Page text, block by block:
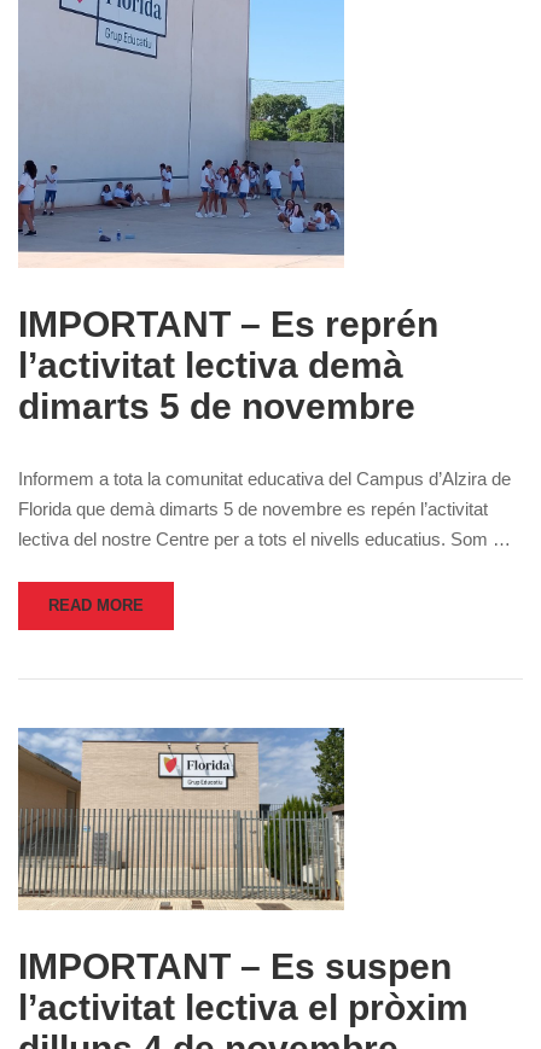
IMPORTANT – Es reprén
l’activitat lectiva demà
dimarts 5 de novembre
Informem a tota la comunitat educativa del Campus d’Alzira de
Florida que demà dimarts 5 de novembre es repén l’activitat
lectiva del nostre Centre per a tots el nivells educatius. Som …
READ MORE
IMPORTANT – Es suspen
l’activitat lectiva el pròxim